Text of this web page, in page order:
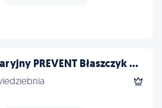
PREVENT Błaszczyk ...